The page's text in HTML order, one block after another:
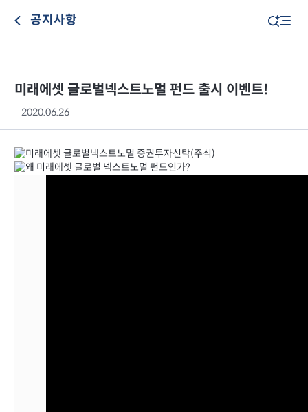
공지사항
미래에셋 글로벌넥스트노멀 펀드 출시 이벤트!
2020.06.26